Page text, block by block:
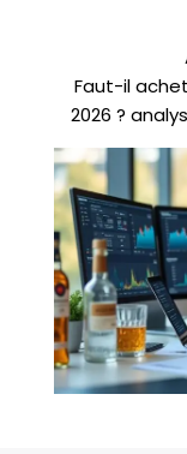
Faut-il
2026 ?